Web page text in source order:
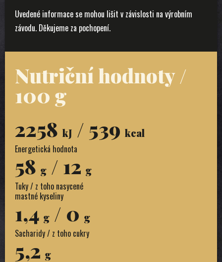
Uvedené informace se mohou lišit v závislosti na výrobním
závodu. Děkujeme za pochopení.
Nutriční hodnoty /
100 g
2258 kJ / 539 kcal
Energetická hodnota
58 g / 12 g
Tuky / z toho nasycené
mastné kyseliny
1,4 g / 0 g
Sacharidy / z toho cukry
5,2 g